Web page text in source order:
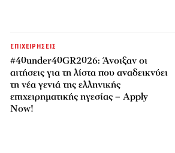
ΕΠΙΧΕΙΡΗΣΕΙΣ
#40under40GR2026: Άνοιξαν οι
αιτήσεις για τη λίστα που αναδεικνύει
τη νέα γενιά της ελληνικής
επιχειρηματικής ηγεσίας – Apply
Now!